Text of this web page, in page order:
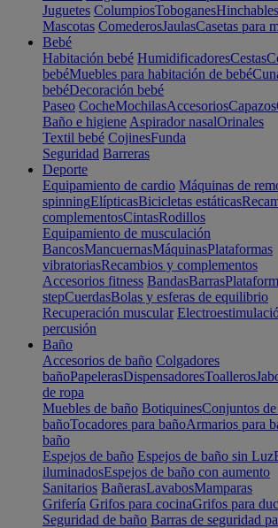
Juguetes ColumpiosToboganesHinchables
Mascotas ComederosJaulasCasetas para
Bebé
Habitación bebé HumidificadoresCestas
bebéMuebles para habitación de bebé
bebéDecoración bebé
Paseo CocheMochilasAccesoriosCapazos
Baño e higiene Aspirador nasalOrinales
Textil bebé CojinesFunda
Seguridad Barreras
Deporte
Equipamiento de cardio Máquinas de
spinningElípticasBicicletas estáticas
complementosCintasRodillos
Equipamiento de musculación
BancosMancuernasMáquinasPlataformas
vibratoriasRecambios y complementos
Accesorios fitness BandasBarras
stepCuerdasBolas y esferas de equilibrio
Recuperación muscular
percusión
Baño
Accesorios de baño Colgadores
bañoPapelerasDispensadoresToalleros
de ropa
Muebles de baño BotiquinesConjuntos
bañoTocadores para bañoArmarios para
baño
Espejos de baño Espejos de baño sin Luz
iluminadosEspejos de baño con aumento
Sanitarios BañerasLavabosMamparas
Grifería Grifos para cocinaGrifos para
Seguridad de baño Barras de seguridad